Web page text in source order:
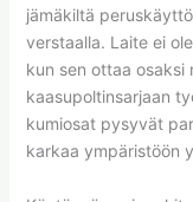
jämäkiltä
verstaalla. Laite ei
kun sen ottaa osaksi
kaasupoltinsarjaan
kumiosat pysyvät
karkaa ympäristöön